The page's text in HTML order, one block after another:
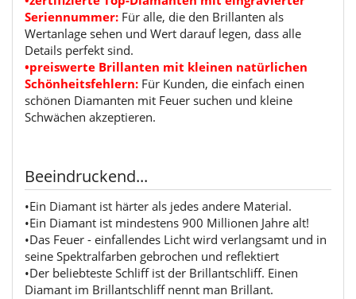
Seriennummer: Für alle, die den Brillanten als
Wertanlage sehen und Wert darauf legen, dass alle
Details perfekt sind.
•preiswerte Brillanten mit kleinen natürlichen
Schönheitsfehlern: Für Kunden, die einfach einen
schönen Diamanten mit Feuer suchen und kleine
Schwächen akzeptieren.
Beeindruckend...
•Ein Diamant ist härter als jedes andere Material.
•Ein Diamant ist mindestens 900 Millionen Jahre alt!
•Das Feuer - einfallendes Licht wird verlangsamt und in
seine Spektralfarben gebrochen und reflektiert
•Der beliebteste Schliff ist der Brillantschliff. Einen
Diamant im Brillantschliff nennt man Brillant.